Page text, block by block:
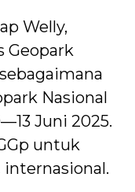
Welly,
Geopark
Nasional
Juni 2025.
untuk